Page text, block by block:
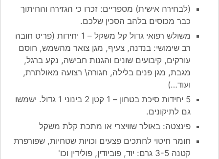
(לבחירה אישית) מספריים: זכרו כי הגזירה והחיתוך
כבר מכוסים בלהב הסכין שלכם.
משולש רפואי גדול קל משקל – 1 יחידות (פריט חובה
רב שימושי: בנדנה, צעיף, מגן צואר מהשמש, חוסם
עורקים, קיבועים שונים והגנות חבישה, נקע ברגל,
מגבת, מגן פנים בלילה, חגורה\ רצועה מאולתרת,
ועוד…)
5 יחידות סיכת בטחון – 1 קטן 2 בינוני 1 גדול. ישמשו
גם לתיקונים.
פינצטה: באולר שוויצרי או מתכת קלת משקל
חומר חיטוי לחתכים פצעים וכויות שטחיות, שפורפרת
קטנה 3-5 גרם: יוד, פוביודין, פולידין וכו'